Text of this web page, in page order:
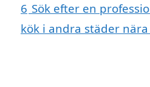
6 Sök efter en
kök i andra städer nära